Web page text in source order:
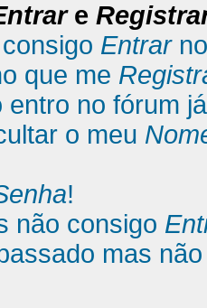
e
Entrar
que me
entro no fórum
o meu
!
não consigo
mas